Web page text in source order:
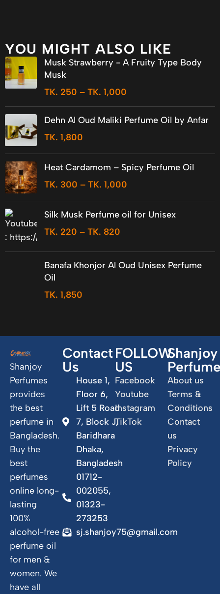
YOU MIGHT ALSO LIKE
Musk Strawberry - A Fruity Type Body
Musk
TK. 250 – TK. 1,000
Dehn Al Oud Maliki Perfume Oil by Anfar
TK. 1,800
Heat Cardamom – Spicy Perfume Oil
TK. 300 – TK. 1,000
Silk Musk Perfume oil for Unisex
TK. 220 – TK. 820
Banafa Khonjor Al Oud Unisex Perfume
Oil
TK. 1,850
Shanjoy
Perfumes
provides
the best
perfume in
Bangladesh.
Buy the
best
perfumes
online long-
lasting
100%
alcohol-free
perfume oil
for men &
women. We
have all
Contact
Us
House 1,
Floor 6,
Lift 5 Road
7, Block J,
Baridhara
Dhaka,
Bangladesh
01712-
002055,
01323-
273253
sj.shanjoy75@gmail.com
FOLLOW
US
Facebook
Youtube
Instagram
TikTok
Shanjoy
About us
Terms &
Conditions
Contact
us
Privacy
Policy